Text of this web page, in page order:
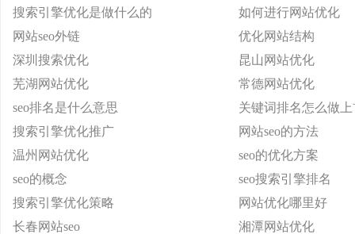
搜索引擎优化是做什么的
如何进行网站优化
网站seo外链
优化网站结构
深圳搜索优化
昆山网站优化
芜湖网站优化
常德网站优化
seo排名是什么意思
关键词排名怎么做
搜索引擎优化推广
网站seo的方法
温州网站优化
seo的优化方案
seo的概念
seo搜索引擎排名
搜索引擎优化策略
网站优化哪里好
长春网站seo
湘潭网站优化